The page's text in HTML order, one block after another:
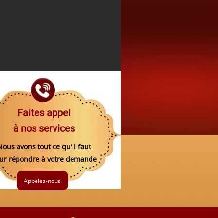
Faites appel
à nos services
avons tout ce qu'il faut
répondre à votre demande
Appelez-nous